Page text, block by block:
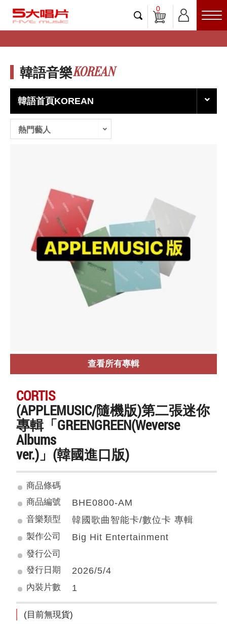
0
韓語音樂KOREAN
韓語首頁KOREAN
熱門藝人
查看所有專輯
CORTIS
(APPLEMUSIC/隨機版)第二張迷你
專輯「GREENGREEN(Weverse
Albums
ver.)」(韓國進口版)
商品條碼
商品編號
BHE0800-AM
音樂類型 韓國歌曲智能卡/數位卡 專輯
製作公司 Big Hit Entertainment
發行公司
發行日期
2026/5/4
內裝片數 1
(目前無現貨)